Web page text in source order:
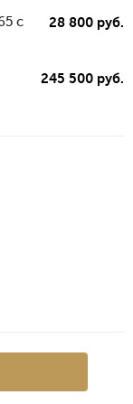
с
28 800 руб.
245 500 руб.